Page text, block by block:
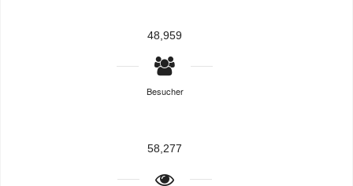
48,959
Besucher
58,277